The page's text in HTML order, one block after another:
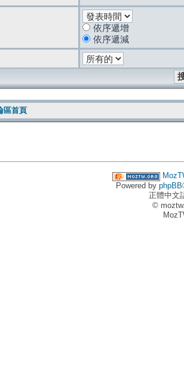
依序遞增
依序遞減
區首頁
Powered by phpBB
正體中文
©